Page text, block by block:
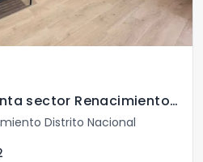
Apartamento en Venta sector Renacimiento, Santo Domingo
Distrito Nacional